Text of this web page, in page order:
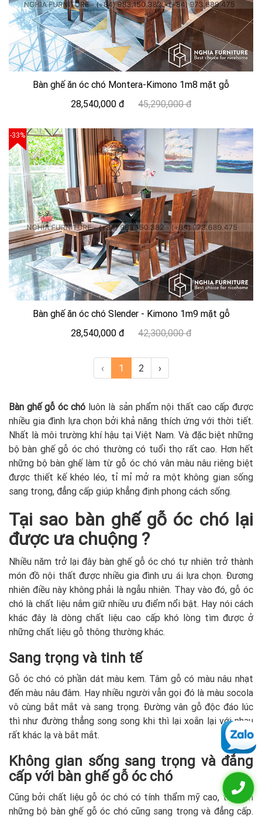
Bàn ghế ăn óc chó Montera-Kimono 1m8 mặt gỗ
28,540,000 đ
45,290,000 đ
-33%
Bàn ghế ăn óc chó Slender - Kimono 1m9 mặt gỗ
28,540,000 đ
42,300,000 đ
‹ 1 2 ›
Bàn ghế gỗ óc chó luôn là sản phẩm nội thất cao cấp được
nhiều gia đình lựa chọn bởi khả năng thích ứng với thời tiết.
Nhất là môi trường khí hậu tại Việt Nam. Và đặc biệt những
bộ bàn ghế gỗ óc chó thường có tuổi thọ rất cao. Hơn hết
những bộ bàn ghế làm từ gỗ óc chó vân màu nâu riêng biệt
được thiết kế khéo léo, tỉ mỉ mở ra một không gian sống
sang trọng, đẳng cấp giúp khẳng định phong cách sống.
Tại sao bàn ghế gỗ óc chó lại
được ưa chuộng ?
Nhiều năm trở lại đây bàn ghế gỗ óc chó tự nhiên trở thành
món đồ nội thất được nhiều gia đình ưu ái lựa chọn. Đương
nhiên điều này không phải là ngẫu nhiên. Thay vào đó, gỗ óc
chó là chất liệu nắm giữ nhiều ưu điểm nổi bật. Hay nói cách
khác đây là dòng chất liệu cao cấp khó lòng tìm được ở
những chất liệu gỗ thông thường khác.
Sang trọng và tinh tế
Gỗ óc chó có phần dát màu kem. Tâm gỗ có màu nâu nhạt
đến màu nâu đâm. Hay nhiều người vẫn gọi đó là màu socola
vô cùng bắt mắt và sang trọng. Đường vân gỗ độc đáo lúc
thì như đường thẳng song song khi thì lại xoắn lại với nhau
rất khác lạ và bắt mắt.
Không gian sống sang trọng và đẳng
cấp với bàn ghế gỗ óc chó
Cũng bởi chất liệu gỗ óc chó có tính thẩm mỹ cao, thế nên
những bộ bàn ghế gỗ óc chó cũng sang trọng và đẳng cấp.